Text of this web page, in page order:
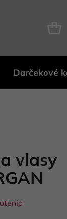
Darčekové
vlasy